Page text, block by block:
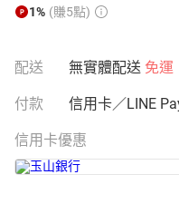
1% (賺5點)
配送 無實體配送 免運
付款 信用卡／LINE
信用卡優惠